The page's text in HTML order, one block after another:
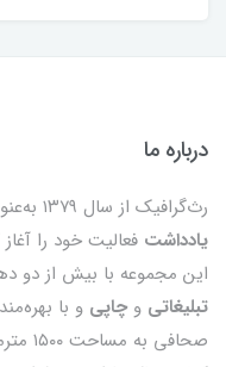
درباره ما
رث‌گرافیک از سال ۱۳۷۹ به‌عنوان تولیدکننده
یادداشت فعالیت خود را
این مجموعه با بیش از دو
تبلیغاتی وچاپی و با